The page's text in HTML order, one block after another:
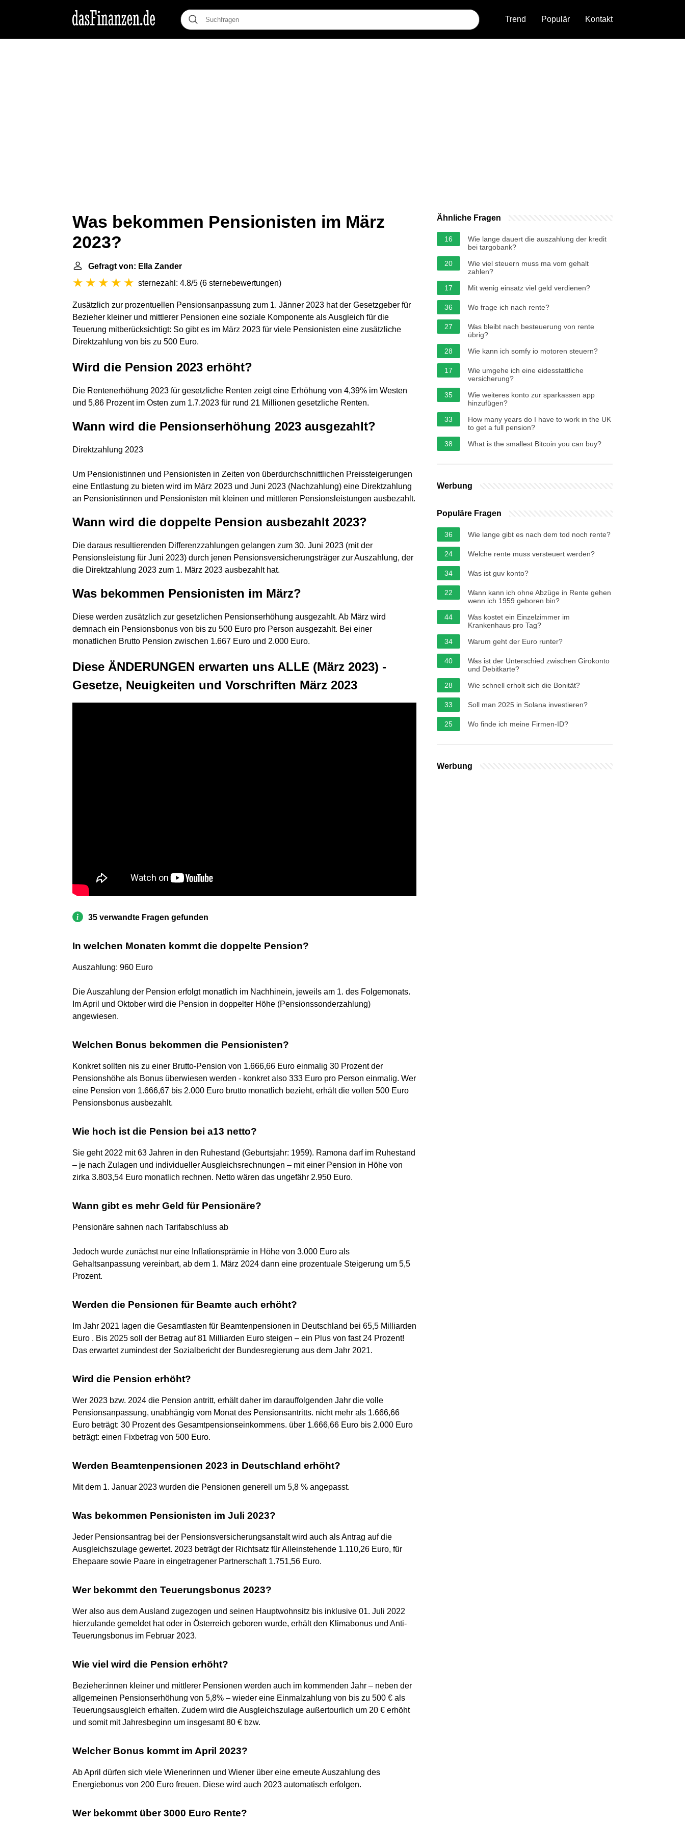
Trend Populär Kontakt
Was bekommen Pensionisten im März
2023?
Gefragt von: Ella Zander
sternezahl: 4.8/5 (6 sternebewertungen)
Zusätzlich zur prozentuellen Pensionsanpassung zum 1. Jänner 2023 hat der Gesetzgeber für
Bezieher kleiner und mittlerer Pensionen eine soziale Komponente als Ausgleich für die
Teuerung mitberücksichtigt: So gibt es im März 2023 für viele Pensionisten eine zusätzliche
Direktzahlung von bis zu 500 Euro.
Wird die Pension 2023 erhöht?
Die Rentenerhöhung 2023 für gesetzliche Renten zeigt eine Erhöhung von 4,39% im Westen
und 5,86 Prozent im Osten zum 1.7.2023 für rund 21 Millionen gesetzliche Renten.
Wann wird die Pensionserhöhung 2023 ausgezahlt?
Direktzahlung 2023
Um Pensionistinnen und Pensionisten in Zeiten von überdurchschnittlichen Preissteigerungen
eine Entlastung zu bieten wird im März 2023 und Juni 2023 (Nachzahlung) eine Direktzahlung
an Pensionistinnen und Pensionisten mit kleinen und mittleren Pensionsleistungen ausbezahlt.
Wann wird die doppelte Pension ausbezahlt 2023?
Die daraus resultierenden Differenzzahlungen gelangen zum 30. Juni 2023 (mit der
Pensionsleistung für Juni 2023) durch jenen Pensionsversicherungsträger zur Auszahlung, der
die Direktzahlung 2023 zum 1. März 2023 ausbezahlt hat.
Was bekommen Pensionisten im März?
Diese werden zusätzlich zur gesetzlichen Pensionserhöhung ausgezahlt. Ab März wird
demnach ein Pensionsbonus von bis zu 500 Euro pro Person ausgezahlt. Bei einer
monatlichen Brutto Pension zwischen 1.667 Euro und 2.000 Euro.
Diese ÄNDERUNGEN erwarten uns ALLE (März 2023) -
Gesetze, Neuigkeiten und Vorschriften März 2023
35 verwandte Fragen gefunden
In welchen Monaten kommt die doppelte Pension?
Auszahlung: 960 Euro
Die Auszahlung der Pension erfolgt monatlich im Nachhinein, jeweils am 1. des Folgemonats.
Im April und Oktober wird die Pension in doppelter Höhe (Pensionssonderzahlung)
angewiesen.
Welchen Bonus bekommen die Pensionisten?
Konkret sollten nis zu einer Brutto-Pension von 1.666,66 Euro einmalig 30 Prozent der
Pensionshöhe als Bonus überwiesen werden - konkret also 333 Euro pro Person einmalig. Wer
eine Pension von 1.666,67 bis 2.000 Euro brutto monatlich bezieht, erhält die vollen 500 Euro
Pensionsbonus ausbezahlt.
Wie hoch ist die Pension bei a13 netto?
Sie geht 2022 mit 63 Jahren in den Ruhestand (Geburtsjahr: 1959). Ramona darf im Ruhestand
– je nach Zulagen und individueller Ausgleichsrechnungen – mit einer Pension in Höhe von
zirka 3.803,54 Euro monatlich rechnen. Netto wären das ungefähr 2.950 Euro.
Wann gibt es mehr Geld für Pensionäre?
Pensionäre sahnen nach Tarifabschluss ab
Jedoch wurde zunächst nur eine Inflationsprämie in Höhe von 3.000 Euro als
Gehaltsanpassung vereinbart, ab dem 1. März 2024 dann eine prozentuale Steigerung um 5,5
Prozent.
Werden die Pensionen für Beamte auch erhöht?
Im Jahr 2021 lagen die Gesamtlasten für Beamtenpensionen in Deutschland bei 65,5 Milliarden
Euro . Bis 2025 soll der Betrag auf 81 Milliarden Euro steigen – ein Plus von fast 24 Prozent!
Das erwartet zumindest der Sozialbericht der Bundesregierung aus dem Jahr 2021.
Wird die Pension erhöht?
Wer 2023 bzw. 2024 die Pension antritt, erhält daher im darauffolgenden Jahr die volle
Pensionsanpassung, unabhängig vom Monat des Pensionsantritts. nicht mehr als 1.666,66
Euro beträgt: 30 Prozent des Gesamtpensionseinkommens. über 1.666,66 Euro bis 2.000 Euro
beträgt: einen Fixbetrag von 500 Euro.
Werden Beamtenpensionen 2023 in Deutschland erhöht?
Mit dem 1. Januar 2023 wurden die Pensionen generell um 5,8 % angepasst.
Was bekommen Pensionisten im Juli 2023?
Jeder Pensionsantrag bei der Pensionsversicherungsanstalt wird auch als Antrag auf die
Ausgleichszulage gewertet. 2023 beträgt der Richtsatz für Alleinstehende 1.110,26 Euro, für
Ehepaare sowie Paare in eingetragener Partnerschaft 1.751,56 Euro.
Wer bekommt den Teuerungsbonus 2023?
Wer also aus dem Ausland zugezogen und seinen Hauptwohnsitz bis inklusive 01. Juli 2022
hierzulande gemeldet hat oder in Österreich geboren wurde, erhält den Klimabonus und Anti-
Teuerungsbonus im Februar 2023.
Wie viel wird die Pension erhöht?
Bezieher:innen kleiner und mittlerer Pensionen werden auch im kommenden Jahr – neben der
allgemeinen Pensionserhöhung von 5,8% – wieder eine Einmalzahlung von bis zu 500 € als
Teuerungsausgleich erhalten. Zudem wird die Ausgleichszulage außertourlich um 20 € erhöht
und somit mit Jahresbeginn um insgesamt 80 € bzw.
Welcher Bonus kommt im April 2023?
Ab April dürfen sich viele Wienerinnen und Wiener über eine erneute Auszahlung des
Energiebonus von 200 Euro freuen. Diese wird auch 2023 automatisch erfolgen.
Wer bekommt über 3000 Euro Rente?
Ähnliche Fragen
16
Wie lange dauert die auszahlung der kredit
bei targobank?
20
Wie viel steuern muss ma vom gehalt
zahlen?
17
Mit wenig einsatz viel geld verdienen?
36 Wo frage ich nach rente?
27
Was bleibt nach besteuerung von rente
übrig?
28
Wie kann ich somfy io motoren steuern?
17
Wie umgehe ich eine eidesstattliche
versicherung?
35
Wie weiteres konto zur sparkassen app
hinzufügen?
33
How many years do I have to work in the UK
to get a full pension?
38
What is the smallest Bitcoin you can buy?
Werbung
Populäre Fragen
36 Wie lange gibt es nach dem tod noch rente?
24 Welche rente muss versteuert werden?
34 Was ist guv konto?
22
Wann kann ich ohne Abzüge in Rente gehen
wenn ich 1959 geboren bin?
44
Was kostet ein Einzelzimmer im
Krankenhaus pro Tag?
34
Warum geht der Euro runter?
40
Was ist der Unterschied zwischen Girokonto
und Debitkarte?
28
Wie schnell erholt sich die Bonität?
33 Soll man 2025 in Solana investieren?
25 Wo finde ich meine Firmen-ID?
Werbung